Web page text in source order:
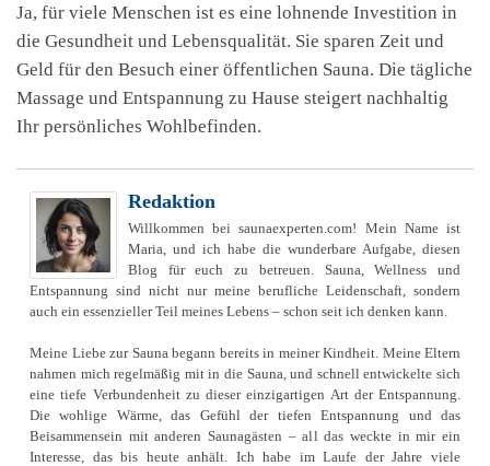
Ja, für viele Menschen ist es eine lohnende Investition in
die Gesundheit und Lebensqualität. Sie sparen Zeit und
Geld für den Besuch einer öffentlichen Sauna. Die tägliche
Massage und Entspannung zu Hause steigert nachhaltig
Ihr persönliches Wohlbefinden.
Redaktion
Willkommen bei saunaexperten.com! Mein Name ist
Maria, und ich habe die wunderbare Aufgabe, diesen
Blog für euch zu betreuen. Sauna, Wellness und
Entspannung sind nicht nur meine berufliche Leidenschaft, sondern
auch ein essenzieller Teil meines Lebens – schon seit ich denken kann.
Meine Liebe zur Sauna begann bereits in meiner Kindheit. Meine Eltern
nahmen mich regelmäßig mit in die Sauna, und schnell entwickelte sich
eine tiefe Verbundenheit zu dieser einzigartigen Art der Entspannung.
Die wohlige Wärme, das Gefühl der tiefen Entspannung und das
Beisammensein mit anderen Saunagästen – all das weckte in mir ein
Interesse, das bis heute anhält. Ich habe im Laufe der Jahre viele